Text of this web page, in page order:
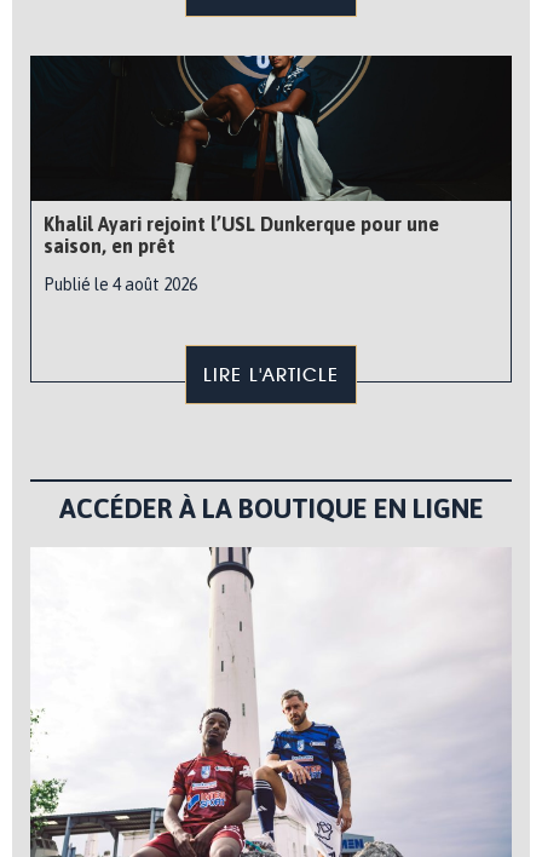
Khalil Ayari rejoint l’USL Dunkerque pour une
saison, en prêt
Publié le 4 août 2026
LIRE L'ARTICLE
ACCÉDER À LA BOUTIQUE EN LIGNE